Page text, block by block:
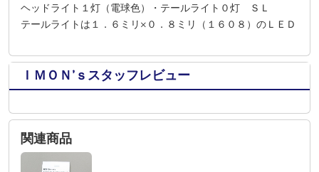
ヘッドライト１灯（電球色）・テールライト０灯 ＳＬ
テールライトは１．６ミリ×０．８ミリ（１６０８）のＬＥＤ
ＩＭＯＮ’ｓスタッフレビュー
関連商品